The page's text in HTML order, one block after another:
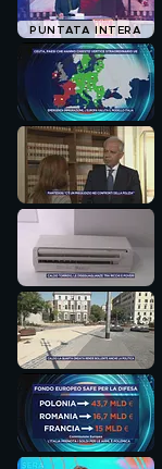
PUNTATA INTERA